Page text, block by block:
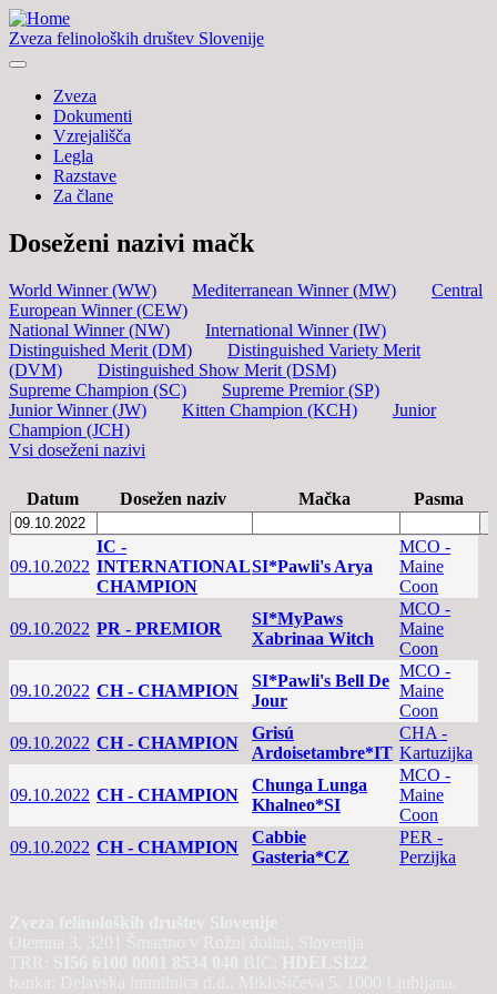
Zveza felinoloških društev Slovenije
Zveza
Dokumenti
Vzrejališča
Legla
Razstave
Za člane
Doseženi nazivi mačk
World Winner (WW) Mediterranean Winner (MW)
Central
European Winner (CEW)
National Winner (NW)
International Winner (IW)
Distinguished Merit (DM)
Distinguished Variety Merit
(DVM)
Distinguished Show Merit (DSM)
Supreme Champion (SC)
Supreme Premior (SP)
Junior Winner (JW)
Kitten Champion (KCH)
Junior
Champion (JCH)
Vsi doseženi nazivi
Datum Dosežen naziv Mačka Pasma
09.10.2022
IC -
INTERNATIONAL
CHAMPION
SI*Pawli's Arya
MCO -
Maine
Coon
09.10.2022 PR - PREMIOR
SI*MyPaws
Xabrinaa Witch
MCO -
Maine
Coon
09.10.2022 CH - CHAMPION
SI*Pawli's Bell De
Jour
MCO -
Maine
Coon
09.10.2022 CH - CHAMPION
Grisú
Ardoisetambre*IT
CHA -
Kartuzijka
09.10.2022 CH - CHAMPION
Chunga Lunga
Khalneo*SI
MCO -
Maine
Coon
09.10.2022 CH - CHAMPION
Cabbie
Gasteria*CZ
PER -
Perzijka